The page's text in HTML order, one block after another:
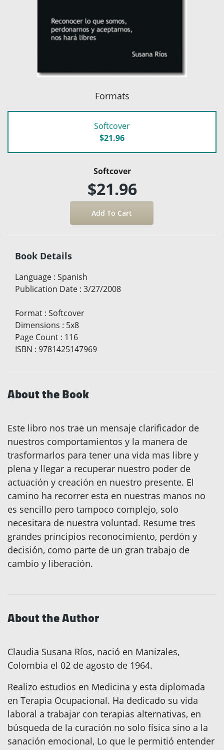
Formats
Softcover
$21.96
Softcover
$21.96
Book Details
Language : Spanish
Publication Date : 3/27/2008
Format : Softcover
Dimensions : 5x8
Page Count : 116
ISBN : 9781425147969
About the Book
Este libro nos trae un mensaje clarificador de
nuestros comportamientos y la manera de
trasformarlos para tener una vida mas libre y
plena y llegar a recuperar nuestro poder de
actuación y creación en nuestro presente. El
camino ha recorrer esta en nuestras manos no
es sencillo pero tampoco complejo, solo
necesitara de nuestra voluntad. Resume tres
grandes principios reconocimiento, perdón y
decisión, como parte de un gran trabajo de
cambio y liberación.
About the Author
Claudia Susana Ríos, nació en Manizales,
Colombia el 02 de agosto de 1964.
Realizo estudios en Medicina y esta diplomada
en Terapia Ocupacional. Ha dedicado su vida
laboral a trabajar con terapias alternativas, en
búsqueda de la curación no solo física sino a la
sanación emocional, Lo que le permitió entender